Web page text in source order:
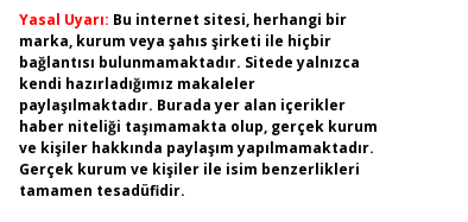
Yasal Uyarı: Bu internet sitesi, herhangi bir
marka, kurum veya şahıs şirketi ile hiçbir
bağlantısı bulunmamaktadır. Sitede yalnızca
kendi hazırladığımız makaleler
paylaşılmaktadır. Burada yer alan içerikler
haber niteliği taşımamakta olup, gerçek kurum
ve kişiler hakkında paylaşım yapılmamaktadır.
Gerçek kurum ve kişiler ile isim benzerlikleri
tamamen tesadüfidir.